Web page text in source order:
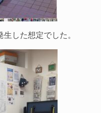
した想定でした。